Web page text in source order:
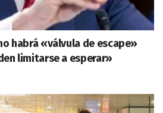
habrá «válvula de escape»
limitarse a esperar»